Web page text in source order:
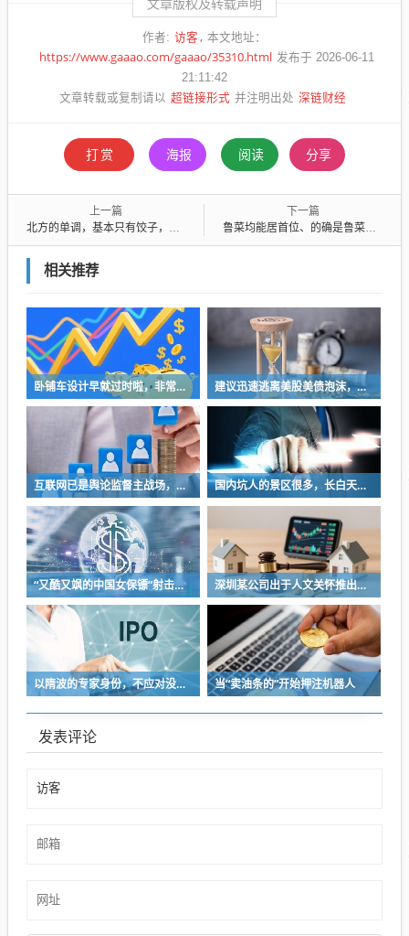
文章版权及转载声明
作者: 访客 本文地址：
https://www.gaaao.com/gaaao/35310.html 发布于 2026-06-11
21:11:42
文章转载或复制请以 超链接形式 并注明出处 深链财经
打赏 海报 阅读 分享
上一篇
北方的单调，基本只有饺子，一言以蔽之，曰遮；南方之丰富也一言以蔽之，曰装
下一篇
鲁菜均能居首位、的确是鲁菜的光荣，但恰恰又是中国人民的耻辱
相关推荐
卧铺车设计早就过时啦，非常不具备人性化 建议迅速逃离美股美债泡沫，AI正加速而非延缓其泡沫破裂
互联网已是舆论监督主战场，让我们用这五点珍惜它 国内坑人的景区很多，长白天池只是其中被坑印象最深的那一个
“又酷又飒的中国女保镖”射击夺冠 深圳某公司出于人文关怀推出内部托管，结果无孩单身员工举报了，核心理由有两个
以隋波的专家身份，不应对没统一标准的口味指手画脚，依仗专家身份欺负一线厨师 当“卖油条的”开始押注机器人
发表评论